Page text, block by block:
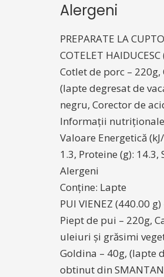
Alergeni
PREPARATE LA
COTELET
Cotlet de porc –
(lapte degresat de
negru, Corector de
Informații
Valoare Energetică
1.3, Proteine (g): 14.3,
Alergeni
Conține: Lapte
PUI VIENEZ (440.00
Piept de pui – 220g,
uleiuri și grăsimi
Goldina – 40g, (lapte
obtinut din